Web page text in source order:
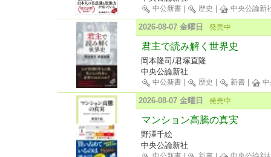
中公新書 歴史 中央公論新
2026-08-07 金曜日 発売中
君主で読み解く世界史
岡本隆司/君塚直隆
中央公論新社
中公新書 歴史 新書 中
2026-08-07 金曜日 発売中
マンション高騰の真実
野澤千絵
中央公論新社